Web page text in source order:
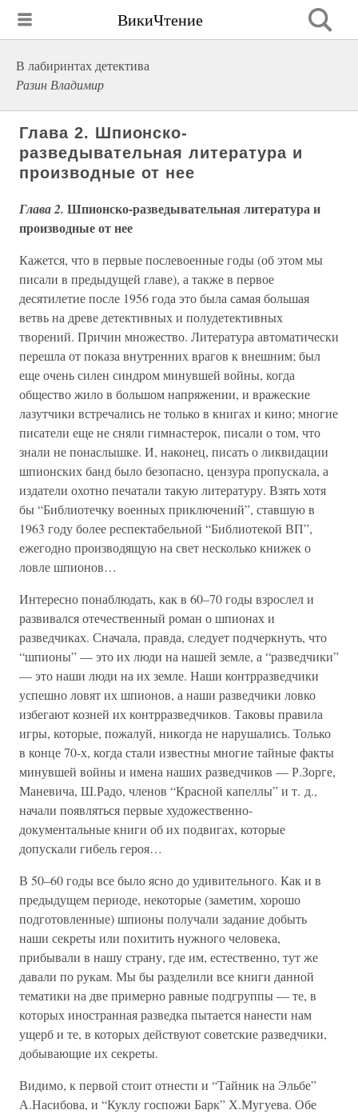
ВикиЧтение
В лабиринтах детектива
Разин Владимир
Глава 2. Шпионско-
разведывательная литература и
производные от нее
Глава 2. Шпионско-разведывательная литература и
производные от нее
Кажется, что в первые послевоенные годы (об этом мы
писали в предыдущей главе), а также в первое
десятилетие после 1956 года это была самая большая
ветвь на древе детективных и полудетективных
творений. Причин множество. Литература автоматически
перешла от показа внутренних врагов к внешним; был
еще очень силен синдром минувшей войны, когда
общество жило в большом напряжении, и вражеские
лазутчики встречались не только в книгах и кино; многие
писатели еще не сняли гимнастерок, писали о том, что
знали не понаслышке. И, наконец, писать о ликвидации
шпионских банд было безопасно, цензура пропускала, а
издатели охотно печатали такую литературу. Взять хотя
бы “Библиотечку военных приключений”, ставшую в
1963 году более респектабельной “Библиотекой ВП”,
ежегодно производящую на свет несколько книжек о
ловле шпионов…
Интересно понаблюдать, как в 60–70 годы взрослел и
развивался отечественный роман о шпионах и
разведчиках. Сначала, правда, следует подчеркнуть, что
“шпионы” — это их люди на нашей земле, а “разведчики”
— это наши люди на их земле. Наши контрразведчики
успешно ловят их шпионов, а наши разведчики ловко
избегают козней их контрразведчиков. Таковы правила
игры, которые, пожалуй, никогда не нарушались. Только
в конце 70-х, когда стали известны многие тайные факты
минувшей войны и имена наших разведчиков — Р.Зорге,
Маневича, Ш.Радо, членов “Красной капеллы” и т. д.,
начали появляться первые художественно-
документальные книги об их подвигах, которые
допускали гибель героя…
В 50–60 годы все было ясно до удивительного. Как и в
предыдущем периоде, некоторые (заметим, хорошо
подготовленные) шпионы получали задание добыть
наши секреты или похитить нужного человека,
прибывали в нашу страну, где им, естественно, тут же
давали по рукам. Мы бы разделили все книги данной
тематики на две примерно равные подгруппы — те, в
которых иностранная разведка пытается нанести нам
ущерб и те, в которых действуют советские разведчики,
добывающие их секреты.
Видимо, к первой стоит отнести и “Тайник на Эльбе”
А.Насибова, и “Куклу госпожи Барк” Х.Мугуева. Обе